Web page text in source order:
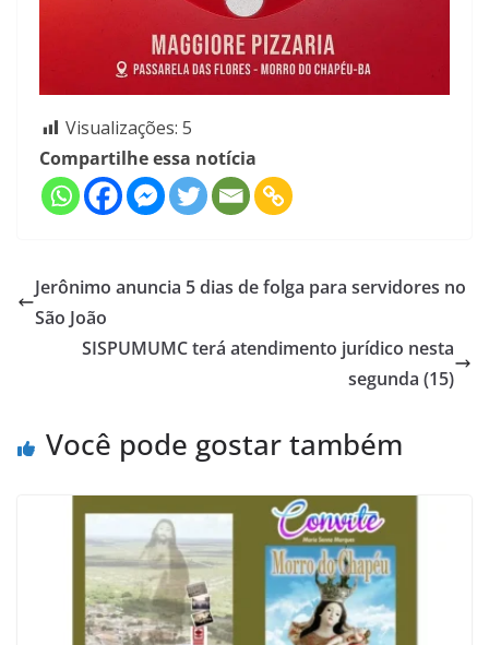
Visualizações: 5
Compartilhe essa notícia
Jerônimo anuncia 5 dias de folga para servidores no
São João
SISPUMUMC terá atendimento jurídico nesta
segunda (15)
Você pode gostar também